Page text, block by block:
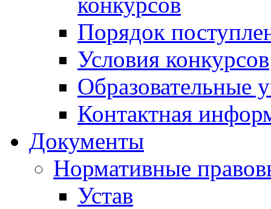
Порядок
Условия конкурсов
Образовательные
Контактная
Документы
Нормативные
Устав